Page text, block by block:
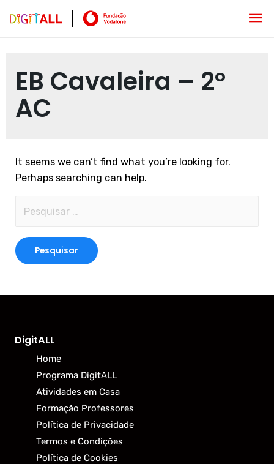
EB Cavaleira – 2º
AC
It seems we can’t find what you’re looking for.
Perhaps searching can help.
DigitALL
Home
Programa DigitALL
Atividades em Casa
Formação Professores
Política de Privacidade
Termos e Condições
Política de Cookies